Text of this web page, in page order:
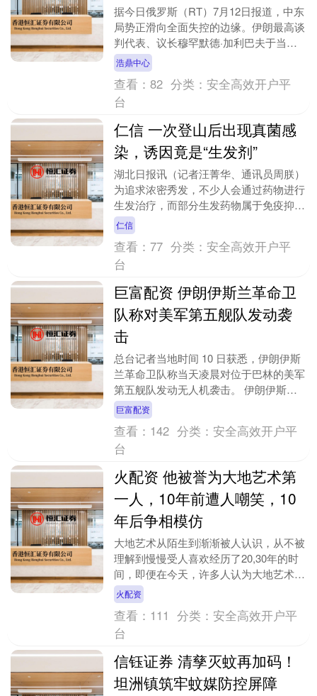
据今日俄罗斯（RT）7月12日报道，中东
局势正滑向全面失控的边缘。伊朗最高谈
判代表、议长穆罕默德·加利巴夫于当日
在社交媒体上向美国发出最后通牒，明确
表示“单方面....
浩鼎中心
查看：82 分类：安全高效开户平
台
仁信 一次登山后出现真菌感
染，诱因竟是“生发剂”
湖北日报讯（记者汪菁华、通讯员周朕）
为追求浓密秀发，不少人会通过药物进行
生发治疗，而部分生发药物属于免疫抑制
剂范畴，用药期间人体免疫力会受到影
响，暗藏不易察觉的....
仁信
查看：77 分类：安全高效开户平
台
巨富配资 伊朗伊斯兰革命卫
队称对美军第五舰队发动袭
击
总台记者当地时间 10 日获悉，伊朗伊斯
兰革命卫队称当天凌晨对位于巴林的美军
第五舰队发动无人机袭击。 伊朗伊斯兰
革命卫队 10 日凌晨 4 时发表声明称，美
国袭....
巨富配资
查看： 142 分类：安全高效开户平
台
火配资 他被誉为大地艺术第
一人，10年前遭人嘲笑，10
年后争相模仿
大地艺术从陌生到渐渐被人认识，从不被
理解到慢慢受人喜欢经历了20,30年的时
间，即便在今天，许多人认为大地艺术并
不能称为艺术创作，它只是一种无聊的游
戏。 顾名思....
火配资
查看： 111 分类：安全高效开户平
台
信钰证券 清孳灭蚊再加码！
坦洲镇筑牢蚊媒防控屏障